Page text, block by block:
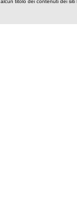
titolo dei contenuti dei